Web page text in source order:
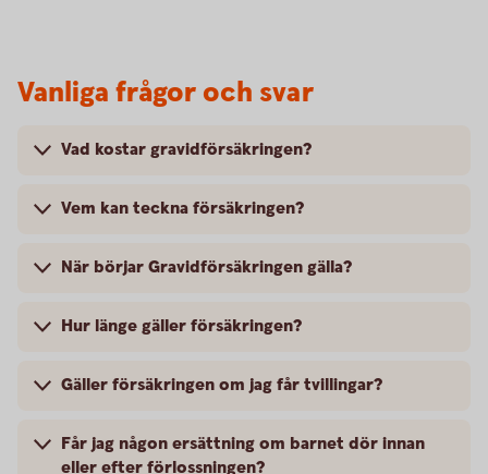
Vanliga frågor och svar
Vad kostar gravidförsäkringen?
Vem kan teckna försäkringen?
När börjar Gravidförsäkringen gälla?
Hur länge gäller försäkringen?
Gäller försäkringen om jag får tvillingar?
Får jag någon ersättning om barnet dör innan
eller efter förlossningen?